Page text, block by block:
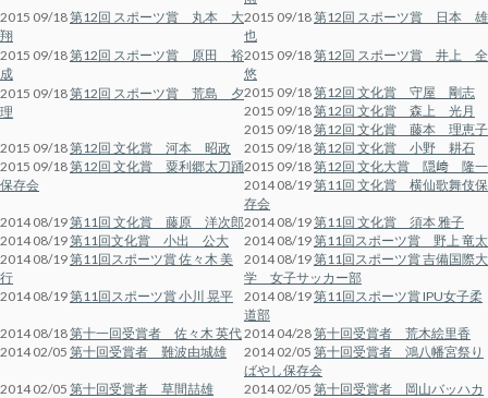
2015 09/18第12回 スポーツ賞 丸本 大
翔
2015 09/18第12回 スポーツ賞 日本 雄
也
2015 09/18第12回 スポーツ賞 原田 裕
成
2015 09/18第12回 スポーツ賞 井上 全
悠
2015 09/18第12回 スポーツ賞 荒島 夕
理
2015 09/18第12回 文化賞 守屋 剛志
2015 09/18第12回 文化賞 森上 光月
2015 09/18第12回 文化賞 藤本 理恵子
2015 09/18第12回 文化賞 河本 昭政 2015 09/18第12回 文化賞 小野 耕石
2015 09/18第12回 文化賞 粟利郷太刀踊
保存会
2015 09/18第12回 文化大賞 隠﨑 隆一
2014 08/19第11回 文化賞 横仙歌舞伎保
存会
2014 08/19第11回 文化賞 藤原 洋次郎2014 08/19第11回 文化賞 須本 雅子
2014 08/19第11回文化賞 小出 公大 2014 08/19第11回スポーツ賞 野上 竜太
2014 08/19第11回スポーツ賞 佐々木 美
行
2014 08/19第11回スポーツ賞 吉備国際大
学 女子サッカー部
2014 08/19第11回スポーツ賞 小川 晃平 2014 08/19第11回スポーツ賞 IPU女子柔
道部
2014 08/18第十一回受賞者 佐々木 英代2014 04/28第十回受賞者 荒木絵里香
2014 02/05 第十回受賞者 難波由城雄 2014 02/05 第十回受賞者 鴻八幡宮祭り
ばやし保存会
2014 02/05 第十回受賞者 草間喆雄 2014 02/05 第十回受賞者 岡山バッハカ